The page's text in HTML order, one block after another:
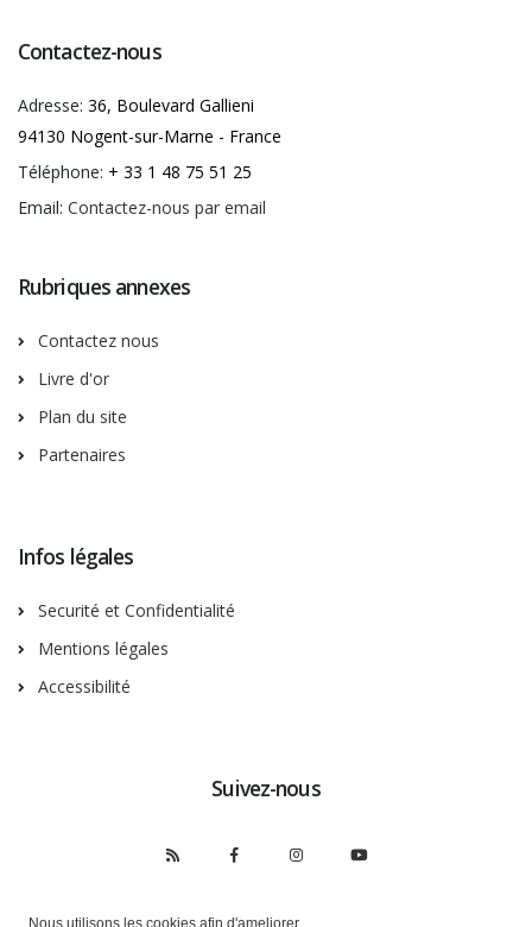
Nous utilisons les cookies afin d'ameliorer
Contactez-nous
Adresse: 36, Boulevard Gallieni
94130 Nogent-sur-Marne - France
Téléphone: + 33 1 48 75 51 25
Email: Contactez-nous par email
Rubriques annexes
Contactez nous
Livre d'or
Plan du site
Partenaires
Infos légales
Securité et Confidentialité
Mentions légales
Accessibilité
Suivez-nous